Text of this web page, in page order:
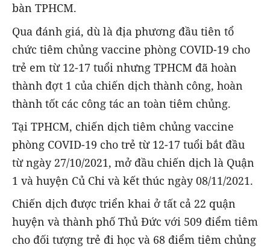
bàn TPHCM.
Qua đánh giá, dù là địa phương đầu tiên tổ
chức tiêm chủng vaccine phòng COVID-19 cho
trẻ em từ 12-17 tuổi nhưng TPHCM đã hoàn
thành đợt 1 của chiến dịch thành công, hoàn
thành tốt các công tác an toàn tiêm chủng.
Tại TPHCM, chiến dịch tiêm chủng vaccine
phòng COVID-19 cho trẻ từ 12-17 tuổi bắt đầu
từ ngày 27/10/2021, mở đầu chiến dịch là Quận
1 và huyện Củ Chi và kết thúc ngày 08/11/2021.
Chiến dịch được triển khai ở tất cả 22 quận
huyện và thành phố Thủ Đức với 509 điểm tiêm
cho đối tượng trẻ đi học và 68 điểm tiêm chủng